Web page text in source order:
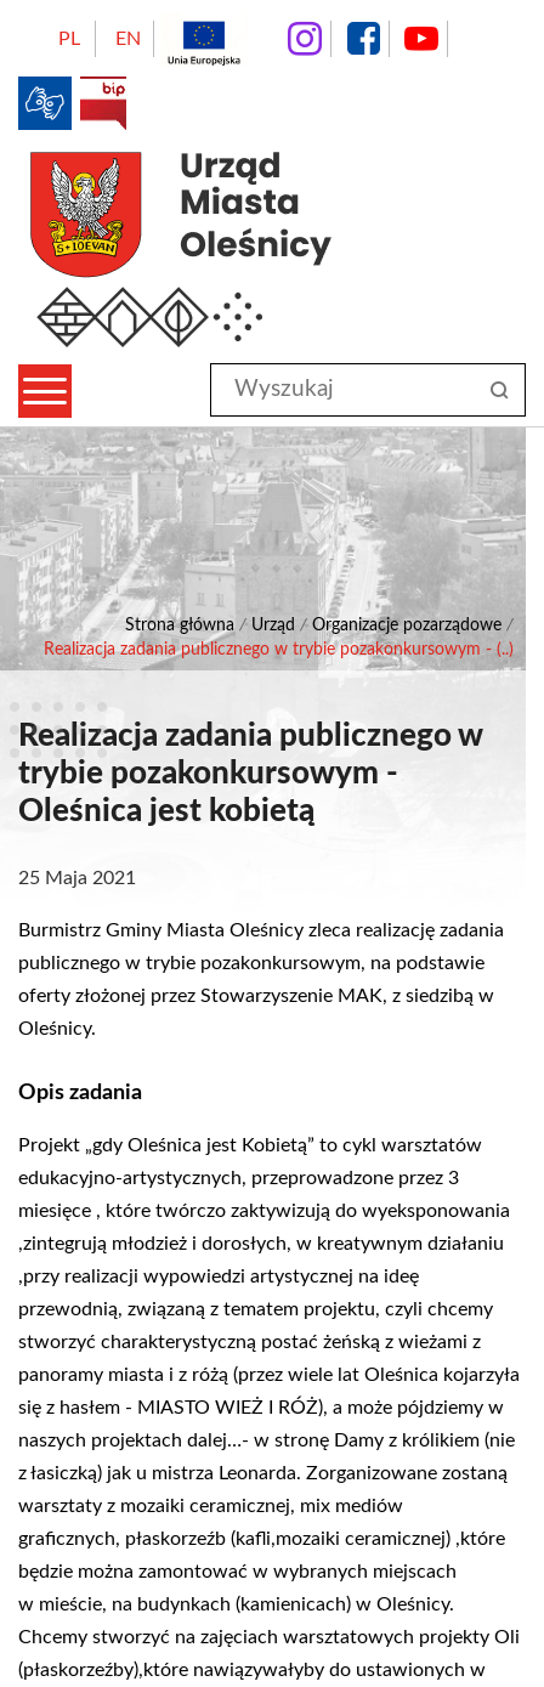
PL EN instagram
Wyszukaj
w
serwisie
Strona główna / Urząd / Organizacje pozarządowe /
Realizacja zadania publicznego w trybie pozakonkursowym - (..)
Realizacja zadania publicznego w
trybie pozakonkursowym -
Oleśnica jest kobietą
25 Maja 2021
Burmistrz Gminy Miasta Oleśnicy zleca realizację zadania
publicznego w trybie pozakonkursowym, na podstawie
oferty złożonej przez Stowarzyszenie MAK, z siedzibą w
Oleśnicy.
Opis zadania
Projekt „gdy Oleśnica jest Kobietą” to cykl warsztatów
edukacyjno-artystycznych, przeprowadzone przez 3
miesięce , które twórczo zaktywizują do wyeksponowania
,zintegrują młodzież i dorosłych, w kreatywnym działaniu
,przy realizacji wypowiedzi artystycznej na ideę
przewodnią, związaną z tematem projektu, czyli chcemy
stworzyć charakterystyczną postać żeńską z wieżami z
panoramy miasta i z różą (przez wiele lat Oleśnica kojarzyła
się z hasłem - MIASTO WIEŻ I RÓŻ), a może pójdziemy w
naszych projektach dalej…- w stronę Damy z królikiem (nie
z łasiczką) jak u mistrza Leonarda. Zorganizowane zostaną
warsztaty z mozaiki ceramicznej, mix mediów
graficznych, płaskorzeźb (kafli,mozaiki ceramicznej) ,które
będzie można zamontować w wybranych miejscach
w mieście, na budynkach (kamienicach) w Oleśnicy.
Chcemy stworzyć na zajęciach warsztatowych projekty Oli
(płaskorzeźby),które nawiązywałyby do ustawionych w